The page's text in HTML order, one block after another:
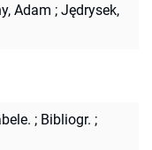
Adam ; Jędrysek,
; Bibliogr. ;